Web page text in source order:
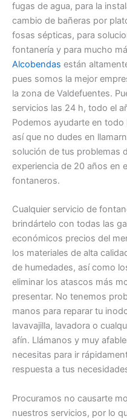
fugas de agua, para la
cambio de bañeras por
fosas sépticas, para
fontanería y para mucho
Alcobendas están
pues somos la mejor
la zona de Valdefuentes.
servicios las 24 h, todo el
Podemos ayudarte en
así que no dudes en
solución de tus problemas
experiencia de 20 años en
fontaneros.
Cualquier servicio de
brindártelo con todas las
económicos precios del
los materiales de alta
de humedades, así como
eliminar los atascos más
presentar. No tenemos
manos para reparar tu
lavavajilla, lavadora o
afín. Llámanos y muy
necesitas para ir
respuesta a tus
Procuramos no causarte
nuestros servicios, por lo